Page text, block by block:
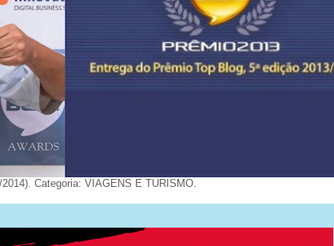
Categoria: VIAGENS E TURISMO.